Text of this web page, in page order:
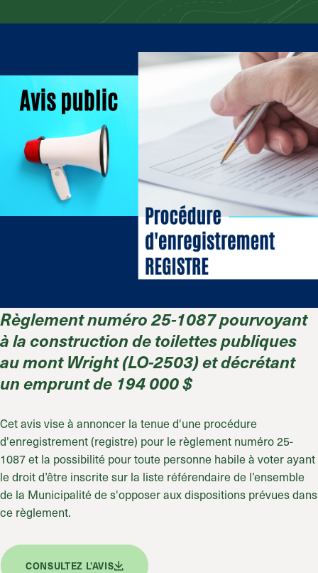
Règlement numéro 25-1087 pourvoyant
à la construction de toilettes publiques
au mont Wright (LO-2503) et décrétant
un emprunt de 194 000 $
Cet avis vise à annoncer la tenue d'une procédure
d'enregistrement (registre) pour le règlement numéro 25-
1087 et la possibilité pour toute personne habile à voter ayant
le droit d’être inscrite sur la liste référendaire de l’ensemble
de la Municipalité de s'opposer aux dispositions prévues dans
ce règlement.
CONSULTEZ L'AVIS